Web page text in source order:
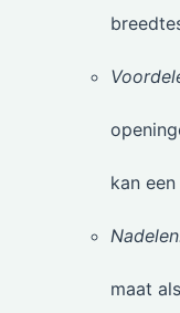
kan
maat